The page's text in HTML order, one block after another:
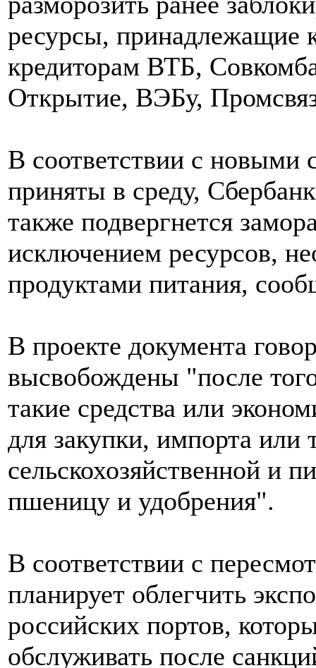
ресурсы, принадлежащие
кредиторам ВТБ,
Открытие, ВЭБу,
В соответствии с новыми
приняты в среду,
также подвергнется
исключением ресурсов,
продуктами питания,
В проекте документа
высвобождены "после
такие средства или
для закупки, импорта или
сельскохозяйственной и
пшеницу и удобрения".
В соответствии с
планирует облегчить
российских портов,
обслуживать после